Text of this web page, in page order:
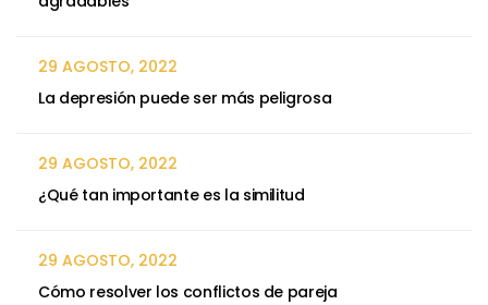
29 AGOSTO, 2022
La depresión puede ser más peligrosa
29 AGOSTO, 2022
¿Qué tan importante es la similitud
29 AGOSTO, 2022
Cómo resolver los conflictos de pareja